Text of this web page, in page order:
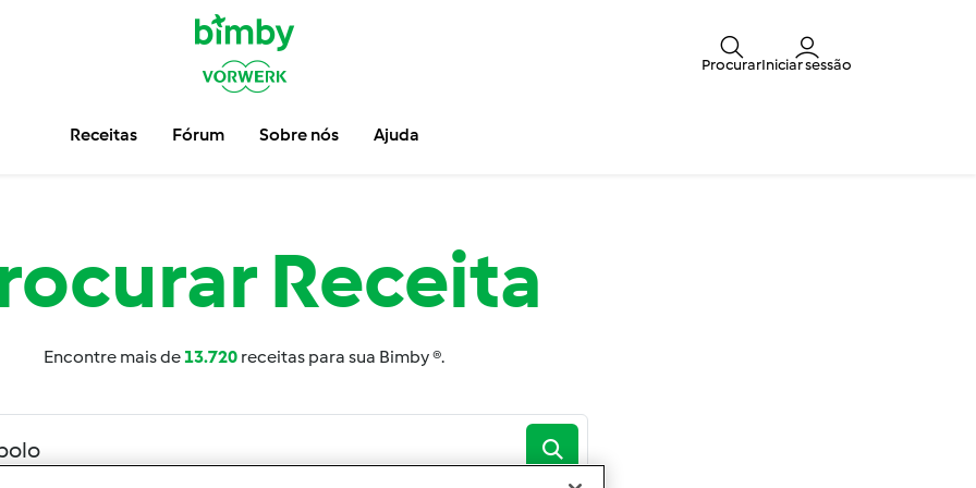
ProcurarIniciar sessão
Receitas Fórum Sobre nós Ajuda
Receita
Encontre mais de13.720 receitas para sua Bimby ®.